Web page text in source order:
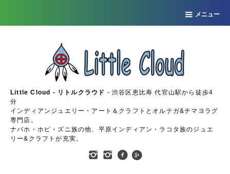
メニュー
Little Cloud - リトルクラウド - 渋谷区恵比寿 代官山駅から徒歩4
分
インディアンジュエリー・アート＆クラフトとオルテガ&チマヨラグ
専門店。
ナバホ・ホピ・ズニ族の他、平原インディアン・ラコタ族のジュエ
リー&クラフトが充実。